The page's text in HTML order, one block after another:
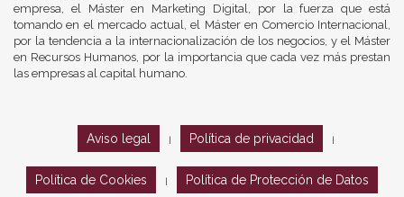
empresa, el Máster en Marketing Digital, por la fuerza que está
tomando en el mercado actual, el Máster en Comercio Internacional,
por la tendencia a la internacionalización de los negocios, y el Máster
en Recursos Humanos, por la importancia que cada vez más prestan
las empresas al capital humano.
Aviso legal Política de privacidad
Política de Cookies Política de Protección de Datos